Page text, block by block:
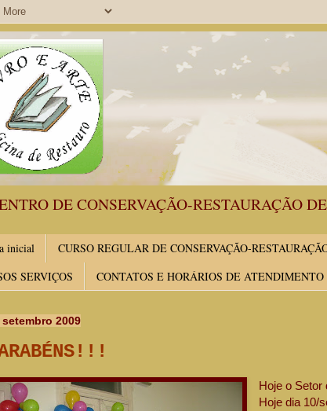
DE CONSERVAÇÃO-RESTAURAÇÃO
inicial CURSO REGULAR DE CONSERVAÇÃO-
SERVIÇOS
CONTATOS E HORÁRIOS DE ATENDIMENTO
setembro 2009
Hoje o Setor
Hoje dia 10/